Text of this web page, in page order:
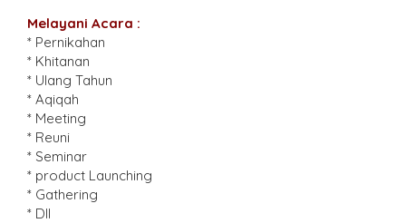
Melayani Acara :
* Pernikahan
* Khitanan
* Ulang Tahun
* Aqiqah
* Meeting
* Reuni
* Seminar
* product Launching
* Gathering
* Dll